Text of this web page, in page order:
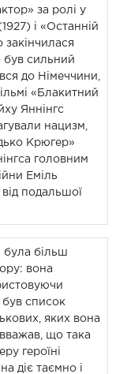
за ролі у
і «Останній
закінчилася
був сильний
до Німеччини,
«Блакитний
Яннінгс
нацизм,
Крюгер»
головним
Еміль
подальшої
була більш
вона
був список
яких вона
що така
героїні
діє таємно і